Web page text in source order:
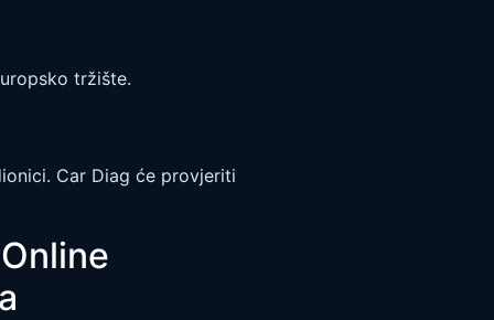
tržište.
Car Diag će provjeriti